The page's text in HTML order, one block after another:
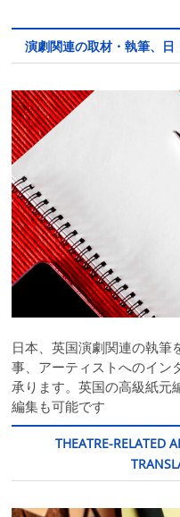
演劇関連の取材・執筆、
日本、英国演劇関連の執筆
事、アーティストへのイン
承ります。英国の高級紙元
編集も可能です
THEATRE-RELATED